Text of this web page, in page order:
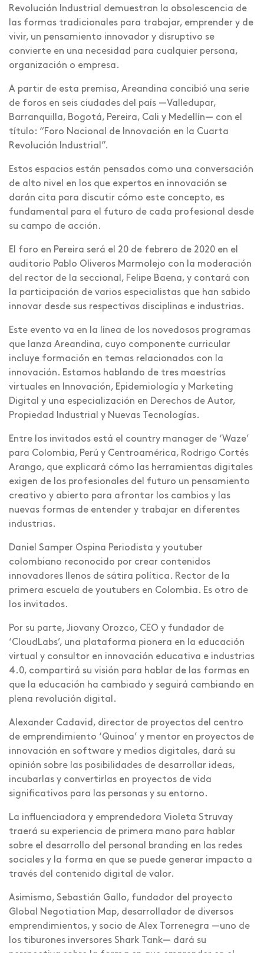
Revolución Industrial demuestran la obsolescencia de
las formas tradicionales para trabajar, emprender y de
vivir, un pensamiento innovador y disruptivo se
convierte en una necesidad para cualquier persona,
organización o empresa.
A partir de esta premisa, Areandina concibió una serie
de foros en seis ciudades del país —Valledupar,
Barranquilla, Bogotá, Pereira, Cali y Medellín— con el
título: “Foro Nacional de Innovación en la Cuarta
Revolución Industrial”.
Estos espacios están pensados como una conversación
de alto nivel en los que expertos en innovación se
darán cita para discutir cómo este concepto, es
fundamental para el futuro de cada profesional desde
su campo de acción.
El foro en Pereira será el 20 de febrero de 2020 en el
auditorio Pablo Oliveros Marmolejo con la moderación
del rector de la seccional, Felipe Baena, y contará con
la participación de varios especialistas que han sabido
innovar desde sus respectivas disciplinas e industrias.
Este evento va en la línea de los novedosos programas
que lanza Areandina, cuyo componente curricular
incluye formación en temas relacionados con la
innovación. Estamos hablando de tres maestrías
virtuales en Innovación, Epidemiología y Marketing
Digital y una especialización en Derechos de Autor,
Propiedad Industrial y Nuevas Tecnologías.
Entre los invitados está el country manager de ‘Waze’
para Colombia, Perú y Centroamérica, Rodrigo Cortés
Arango, que explicará cómo las herramientas digitales
exigen de los profesionales del futuro un pensamiento
creativo y abierto para afrontar los cambios y las
nuevas formas de entender y trabajar en diferentes
industrias.
Daniel Samper Ospina Periodista y youtuber
colombiano reconocido por crear contenidos
innovadores llenos de sátira política. Rector de la
primera escuela de youtubers en Colombia. Es otro de
los invitados.
Por su parte, Jiovany Orozco, CEO y fundador de
‘CloudLabs’, una plataforma pionera en la educación
virtual y consultor en innovación educativa e industrias
4.0, compartirá su visión para hablar de las formas en
que la educación ha cambiado y seguirá cambiando en
plena revolución digital.
Alexander Cadavid, director de proyectos del centro
de emprendimiento ‘Quinoa’ y mentor en proyectos de
innovación en software y medios digitales, dará su
opinión sobre las posibilidades de desarrollar ideas,
incubarlas y convertirlas en proyectos de vida
significativos para las personas y su entorno.
La influenciadora y emprendedora Violeta Struvay
traerá su experiencia de primera mano para hablar
sobre el desarrollo del personal branding en las redes
sociales y la forma en que se puede generar impacto a
través del contenido digital de valor.
Asimismo, Sebastián Gallo, fundador del proyecto
Global Negotiation Map, desarrollador de diversos
emprendimientos, y socio de Alex Torrenegra —uno de
los tiburones inversores Shark Tank— dará su